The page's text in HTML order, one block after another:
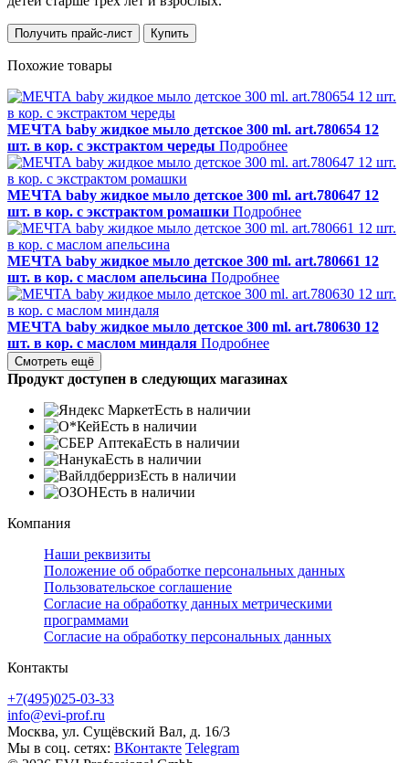
Получить прайс-лист Купить
Похожие товары
МЕЧТА baby жидкое мыло детское 300 ml. art.780654 12
шт. в кор. с экстрактом череды Подробнее
МЕЧТА baby жидкое мыло детское 300 ml. art.780647 12
шт. в кор. с экстрактом ромашки Подробнее
МЕЧТА baby жидкое мыло детское 300 ml. art.780661 12
шт. в кор. с маслом апельсина Подробнее
МЕЧТА baby жидкое мыло детское 300 ml. art.780630 12
шт. в кор. с маслом миндаля Подробнее
Смотреть ещё
Продукт доступен в следующих магазинах
Есть в наличии
Есть в наличии
Есть в наличии
Есть в наличии
Есть в наличии
Есть в наличии
Компания
Наши реквизиты
Положение об обработке персональных данных
Пользовательское соглашение
Согласие на обработку данных метрическими
программами
Согласие на обработку персональных данных
Контакты
+7(495)025-03-33
info@evi-prof.ru
Москва, ул. Сущёвский Вал, д. 16/3
Мы в соц. сетях: ВКонтакте Telegram